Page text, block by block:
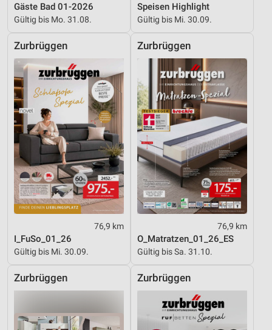
Gäste Bad 01-2026
Gültig bis Mo. 31.08.
Speisen Highlight
Gültig bis Mi. 30.09.
Zurbrüggen
76,9 km
I_FuSo_01_26
Gültig bis Mi. 30.09.
Zurbrüggen
76,9 km
O_Matratzen_01_26_ES
Gültig bis Sa. 31.10.
Zurbrüggen Zurbrüggen